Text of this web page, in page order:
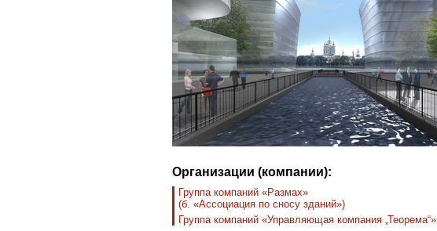
Организации (компании):
Группа компаний «Размах»
(б. «Ассоциация по сносу зданий»)
Группа компаний «Управляющая компания „Теорема“»